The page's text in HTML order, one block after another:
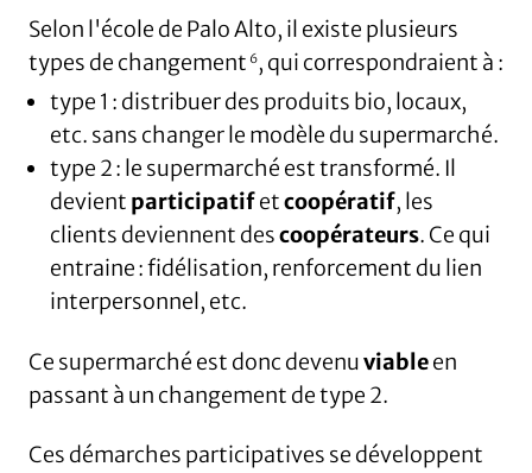
Selon l'école de Palo Alto, il existe plusieurs
types de changement 6, qui correspondraient à :
type 1 : distribuer des produits bio, locaux,
etc. sans changer le modèle du supermarché.
type 2 : le supermarché est transformé. Il
devient participatifetcoopératif, les
clients deviennent descoopérateurs. Ce qui
entraine : fidélisation, renforcement du lien
interpersonnel, etc.
Ce supermarché est donc devenuviableen
passant à un changement de type 2.
Ces démarches participatives se développent